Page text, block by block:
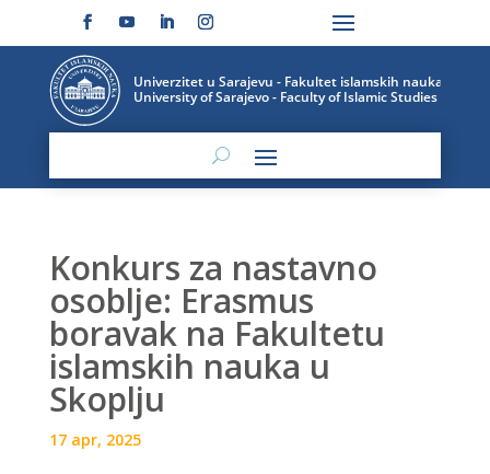
Konkurs za nastavno
osoblje: Erasmus
boravak na Fakultetu
islamskih nauka u
Skoplju
17 apr, 2025